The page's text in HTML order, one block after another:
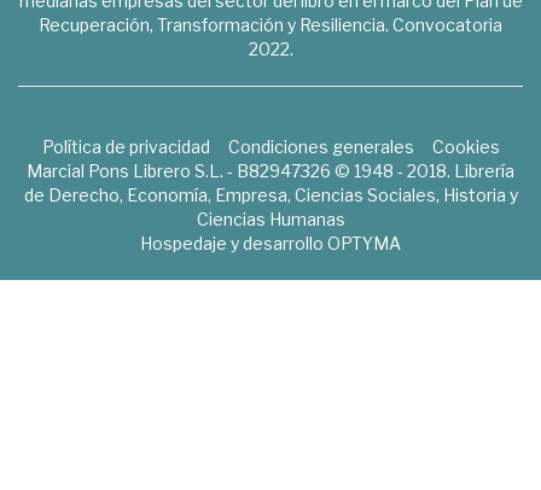
Recuperación, Transformación y Resiliencia. Convocatoria
2022.
Política de privacidad Condiciones generales
Cookies
Marcial Pons Librero S.L. - B82947326 © 1948 - 2018. Librería
de Derecho, Economía, Empresa, Ciencias Sociales, Historia y
Ciencias Humanas
Hospedaje y desarrollo OPTYMA